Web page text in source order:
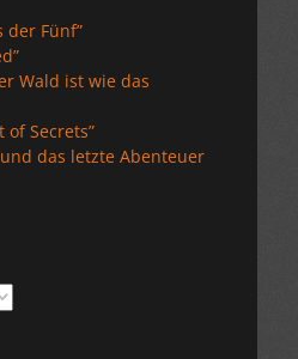
der Fünf”
Wald ist wie das
of Secrets”
das letzte Abenteuer